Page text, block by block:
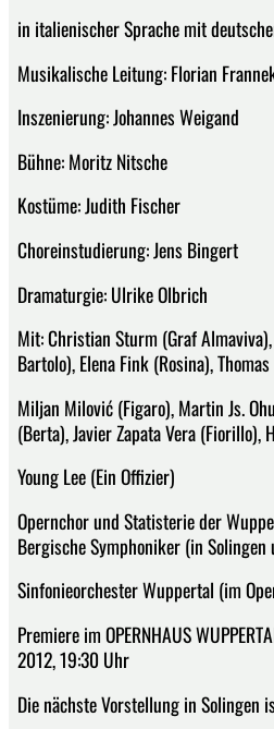
in italienischer Sprache mit
Musikalische Leitung: Florian
Inszenierung: Johannes Weigand
Bühne: Moritz Nitsche
Kostüme: Judith Fischer
Choreinstudierung: Jens Bingert
Dramaturgie: Ulrike Olbrich
Mit: Christian Sturm (Graf
Bartolo), Elena Fink (Rosina),
Miljan Milović (Figaro), Martin Js.
(Berta), Javier Zapata Vera (Fiorillo),
Young Lee (Ein Offizier)
Opernchor und Statisterie der
Bergische Symphoniker (in Solingen
Sinfonieorchester Wuppertal (im
Premiere im OPERNHAUS
2012, 19:30 Uhr
Die nächste Vorstellung in Solingen